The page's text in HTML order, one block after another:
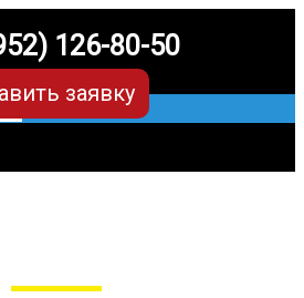
126-80-50
заявку